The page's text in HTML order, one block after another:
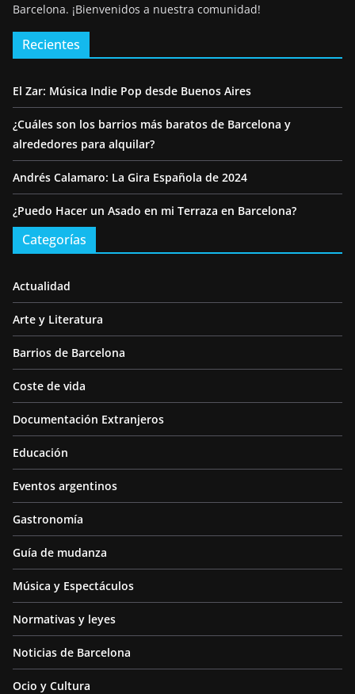
Barcelona. ¡Bienvenidos a nuestra comunidad!
Recientes
El Zar: Música Indie Pop desde Buenos Aires
¿Cuáles son los barrios más baratos de Barcelona y
alrededores para alquilar?
Andrés Calamaro: La Gira Española de 2024
¿Puedo Hacer un Asado en mi Terraza en Barcelona?
Categorías
Actualidad
Arte y Literatura
Barrios de Barcelona
Coste de vida
Documentación Extranjeros
Educación
Eventos argentinos
Gastronomía
Guía de mudanza
Música y Espectáculos
Normativas y leyes
Noticias de Barcelona
Ocio y Cultura